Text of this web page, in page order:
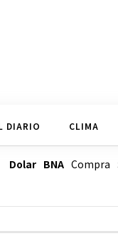
DIARIO CLIMA
Dolar BNACompra